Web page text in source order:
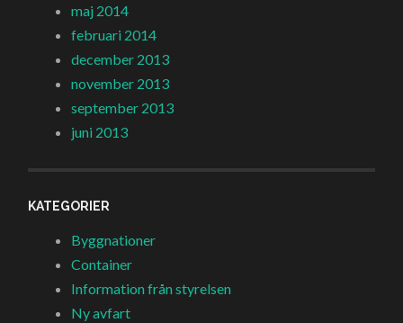
maj 2014
februari 2014
december 2013
november 2013
september 2013
juni 2013
KATEGORIER
Byggnationer
Container
Information från styrelsen
Ny avfart